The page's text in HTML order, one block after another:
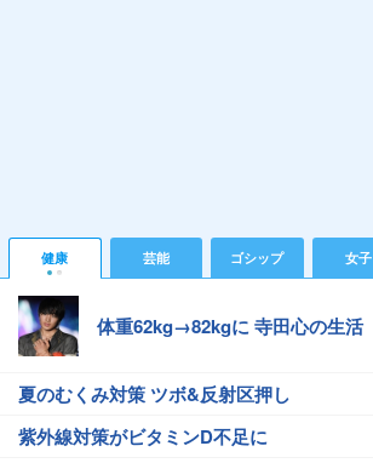
健康 芸能 ゴシップ 女子
体重62kg→82kgに 寺田心の生活
夏のむくみ対策 ツボ&反射区押し
紫外線対策がビタミンD不足に